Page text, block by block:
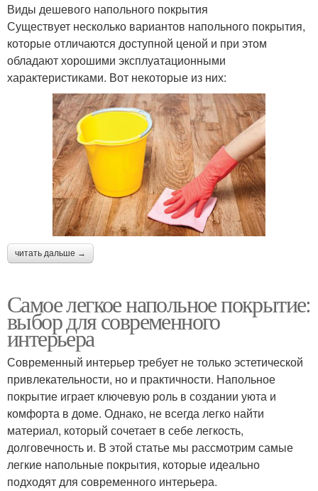
Виды дешевого напольного покрытия
Существует несколько вариантов напольного покрытия,
которые отличаются доступной ценой и при этом
обладают хорошими эксплуатационными
характеристиками. Вот некоторые из них:
читать дальше →
Самое легкое напольное покрытие:
выбор для современного
интерьера
Современный интерьер требует не только эстетической
привлекательности, но и практичности. Напольное
покрытие играет ключевую роль в создании уюта и
комфорта в доме. Однако, не всегда легко найти
материал, который сочетает в себе легкость,
долговечность и. В этой статье мы рассмотрим самые
легкие напольные покрытия, которые идеально
подходят для современного интерьера.